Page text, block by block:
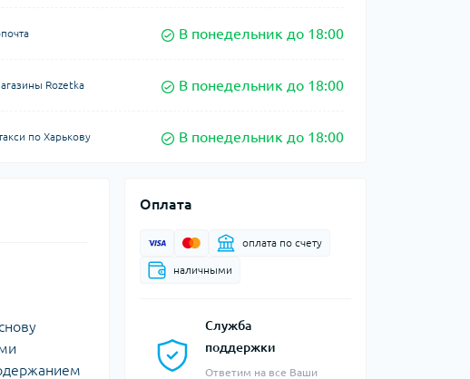
В понедельник до 18:00
Rozetka В понедельник до 18:00
по Харькову В понедельник до 18:00
Оплата
оплата по счету
наличными
Служба
поддержки
Ответим на все Ваши